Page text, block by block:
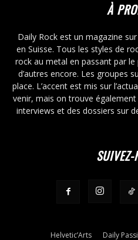
À
Daily Rock est un magazine
en Suisse. Tous les styles de
rock au metal en passant par
d’autres encore. Les groupes
place. L’accent est mis sur
venir, mais on trouve également
interviews et des dossiers sur
Helvetic’Arts Daily